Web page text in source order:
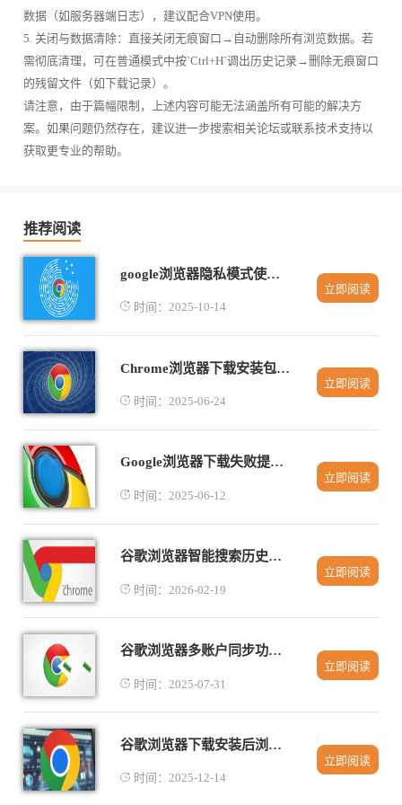
数据（如服务器端日志），建议配合VPN使用。
5. 关闭与数据清除：直接关闭无痕窗口→自动删除所有浏览数据。若
需彻底清理，可在普通模式中按`Ctrl+H`调出历史记录→删除无痕窗口
的残留文件（如下载记录）。
请注意，由于篇幅限制，上述内容可能无法涵盖所有可能的解决方
案。如果问题仍然存在，建议进一步搜索相关论坛或联系技术支持以
获取更专业的帮助。
推荐阅读
google浏览器隐私模式使用方法及注意事项
时间：2025-10-14
立即阅读
Chrome浏览器下载安装包无法启动的修复建议
时间：2025-06-24
立即阅读
Google浏览器下载失败提示系统错误的修复方法
时间：2025-06-12
立即阅读
谷歌浏览器智能搜索历史管理功能实测
时间：2026-02-19
立即阅读
谷歌浏览器多账户同步功能介绍及故障排查
时间：2025-07-31
立即阅读
谷歌浏览器下载安装后浏览器功能扩展操作技巧
时间：2025-12-14
立即阅读